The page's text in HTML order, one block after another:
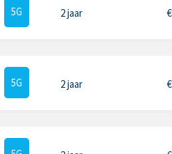
5G 2 jaar €
5G 2 jaar €